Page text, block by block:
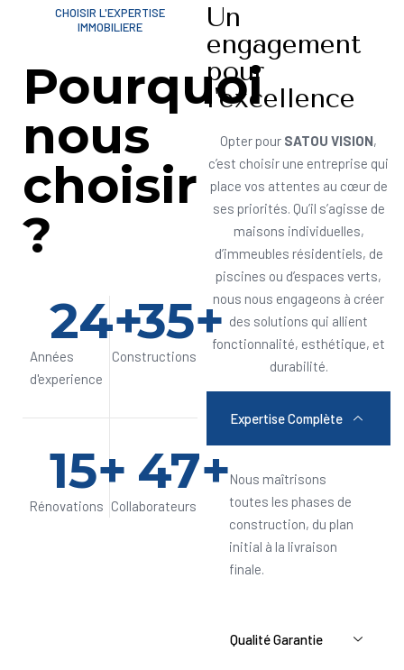
CHOISIR L'EXPERTISE
IMMOBILIERE
Pourquoi
nous
choisir
?
Années
d'experience
24+
Constructions
35+
Rénovations
15+
Collaborateurs
47+
Un
engagement
pour
l'excellence
Opter pour SATOU VISION,
c’est choisir une entreprise qui
place vos attentes au cœur de
ses priorités. Qu’il s’agisse de
maisons individuelles,
d’immeubles résidentiels, de
piscines ou d’espaces verts,
nous nous engageons à créer
des solutions qui allient
fonctionnalité, esthétique, et
durabilité.
Expertise Complète
Nous maîtrisons
toutes les phases de
construction, du plan
initial à la livraison
finale.
Qualité Garantie